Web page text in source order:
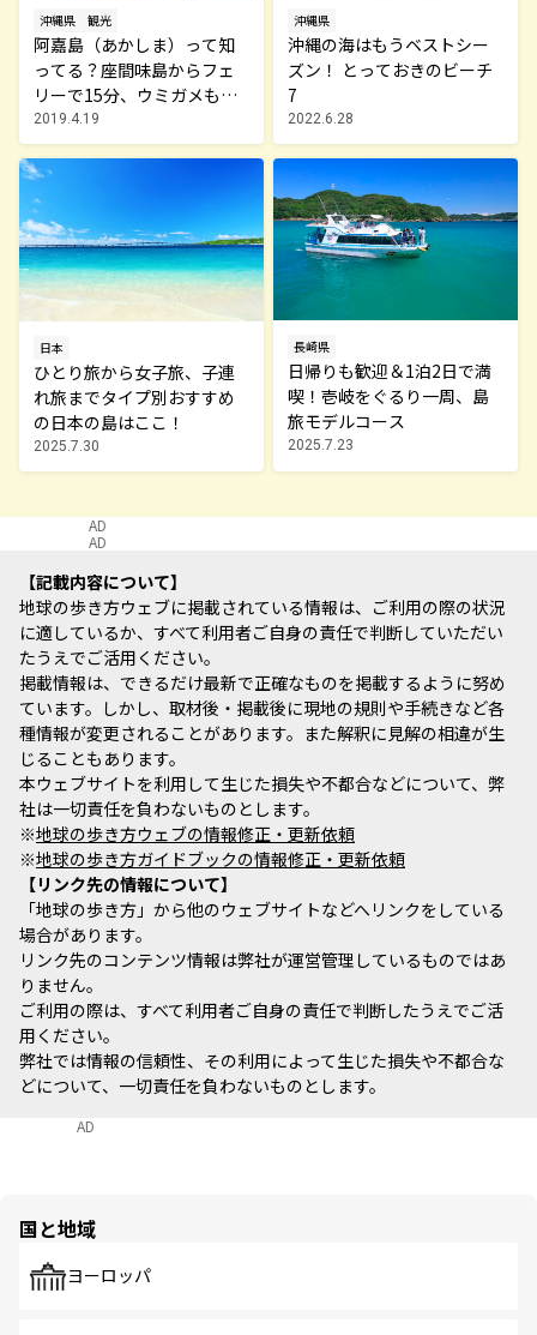
沖縄県 観光
阿嘉島（あかしま）って知
ってる？座間味島からフェ
リーで15分、ウミガメも来
遊する自然の島へ（沖縄
県）
2019.4.19
沖縄県
沖縄の海はもうベストシー
ズン！ とっておきのビーチ
7
2022.6.28
日本
ひとり旅から女子旅、子連
れ旅までタイプ別おすすめ
の日本の島はここ！
2025.7.30
長崎県
日帰りも歓迎＆1泊2日で満
喫！壱岐をぐるり一周、島
旅モデルコース
2025.7.23
AD
AD
記載内容について
地球の歩き方ウェブに掲載されている情報は、ご利用の際の状況
に適しているか、すべて利用者ご自身の責任で判断していただい
たうえでご活用ください。
掲載情報は、できるだけ最新で正確なものを掲載するように努め
ています。しかし、取材後・掲載後に現地の規則や手続きなど各
種情報が変更されることがあります。また解釈に見解の相違が生
じることもあります。
本ウェブサイトを利用して生じた損失や不都合などについて、弊
社は一切責任を負わないものとします。
※地球の歩き方ウェブの情報修正・更新依頼
※地球の歩き方ガイドブックの情報修正・更新依頼
リンク先の情報について
「地球の歩き方」から他のウェブサイトなどへリンクをしている
場合があります。
リンク先のコンテンツ情報は弊社が運営管理しているものではあ
りません。
ご利用の際は、すべて利用者ご自身の責任で判断したうえでご活
用ください。
弊社では情報の信頼性、その利用によって生じた損失や不都合な
どについて、一切責任を負わないものとします。
AD
国と地域
ヨーロッパ